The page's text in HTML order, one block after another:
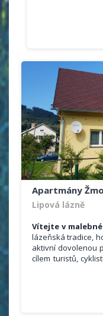
podmínkami v
Pradědem má
potravin. Po
Vám nabízíme
Apartmány
Lipová lázně
Vítejte v
lázeňská tradice,
aktivní dovolenou
cílem turistů,
,